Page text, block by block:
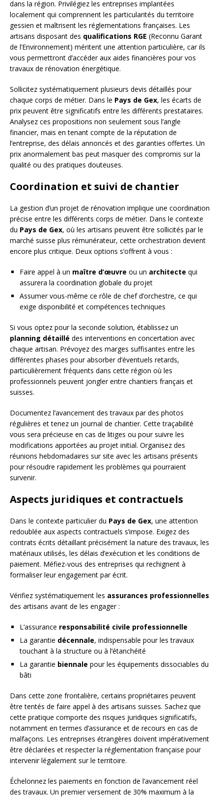
dans la région. Privilégiez les entreprises implantées
localement qui comprennent les particularités du territoire
gessien et maîtrisent les réglementations françaises. Les
artisans disposant des qualifications RGE (Reconnu Garant
de l’Environnement) méritent une attention particulière, car ils
vous permettront d’accéder aux aides financières pour vos
travaux de rénovation énergétique.
Sollicitez systématiquement plusieurs devis détaillés pour
chaque corps de métier. Dans le Pays de Gex, les écarts de
prix peuvent être significatifs entre les différents prestataires.
Analysez ces propositions non seulement sous l’angle
financier, mais en tenant compte de la réputation de
l’entreprise, des délais annoncés et des garanties offertes. Un
prix anormalement bas peut masquer des compromis sur la
qualité ou des pratiques douteuses.
Coordination et suivi de chantier
La gestion d’un projet de rénovation implique une coordination
précise entre les différents corps de métier. Dans le contexte
du Pays de Gex, où les artisans peuvent être sollicités par le
marché suisse plus rémunérateur, cette orchestration devient
encore plus critique. Deux options s’offrent à vous :
Faire appel à un maître d’œuvre ou un architecte qui
assurera la coordination globale du projet
Assumer vous-même ce rôle de chef d’orchestre, ce qui
exige disponibilité et compétences techniques
Si vous optez pour la seconde solution, établissez un
planning détaillé des interventions en concertation avec
chaque artisan. Prévoyez des marges suffisantes entre les
différentes phases pour absorber d’éventuels retards,
particulièrement fréquents dans cette région où les
professionnels peuvent jongler entre chantiers français et
suisses.
Documentez l’avancement des travaux par des photos
régulières et tenez un journal de chantier. Cette traçabilité
vous sera précieuse en cas de litiges ou pour suivre les
modifications apportées au projet initial. Organisez des
réunions hebdomadaires sur site avec les artisans présents
pour résoudre rapidement les problèmes qui pourraient
survenir.
Aspects juridiques et contractuels
Dans le contexte particulier du Pays de Gex, une attention
redoublée aux aspects contractuels s’impose. Exigez des
contrats écrits détaillant précisément la nature des travaux, les
matériaux utilisés, les délais d’exécution et les conditions de
paiement. Méfiez-vous des entreprises qui rechignent à
formaliser leur engagement par écrit.
Vérifiez systématiquement les assurances professionnelles
des artisans avant de les engager :
L’assurance responsabilité civile professionnelle
La garantie décennale, indispensable pour les travaux
touchant à la structure ou à l’étanchéité
La garantie biennale pour les équipements dissociables du
bâti
Dans cette zone frontalière, certains propriétaires peuvent
être tentés de faire appel à des artisans suisses. Sachez que
cette pratique comporte des risques juridiques significatifs,
notamment en termes d’assurance et de recours en cas de
malfaçons. Les entreprises étrangères doivent impérativement
être déclarées et respecter la réglementation française pour
intervenir légalement sur le territoire.
Échelonnez les paiements en fonction de l’avancement réel
des travaux. Un premier versement de 30% maximum à la